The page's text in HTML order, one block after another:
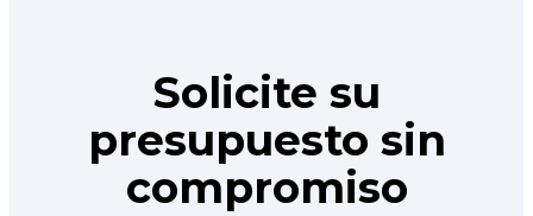
Solicite su
presupuesto sin
compromiso